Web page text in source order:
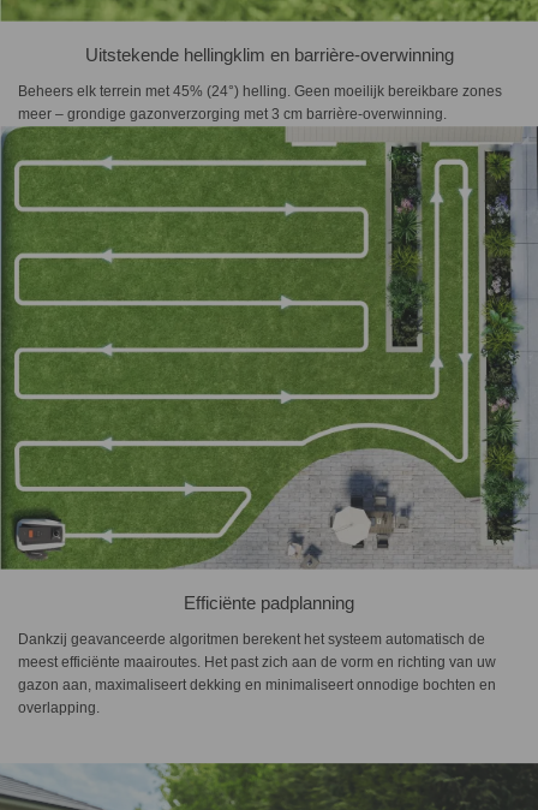
Uitstekende hellingklim en barrière-overwinning
Beheers elk terrein met 45% (24°) helling. Geen moeilijk bereikbare zones
meer – grondige gazonverzorging met 3 cm barrière-overwinning.
Efficiënte padplanning
Dankzij geavanceerde algoritmen berekent het systeem automatisch de
meest efficiënte maairoutes. Het past zich aan de vorm en richting van uw
gazon aan, maximaliseert dekking en minimaliseert onnodige bochten en
overlapping.